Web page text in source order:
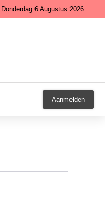
Donderdag 6 Augustus 2026
Aanmelden